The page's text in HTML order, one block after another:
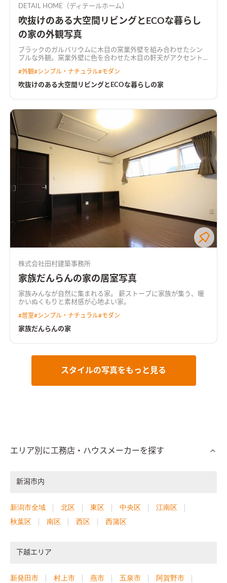
DETAIL HOME（ディテールホーム）
吹抜けのある大空間リビングとECOな暮らし
の家の外観写真
ブラックのガルバリウムに木目の窯業外壁を組み合わせたシン
プルな外観。窯業外壁に色を合わせた木目の軒天がアクセント
せる為に、浴室などの水廻りを2階にもっていくことによって、
1階の居住スペースを広く有効活用できる間取りに。 吹抜けを取
るい広々リビングリビングの横にはウッドデッキで繋がる庭が
あり、視線が抜け開放感のある空間。木目天井がアクセントのキ
ッチンキッチンのカラーに合うクロスを選んだ。キッチン上部
には木目のアクセントクロスを付けた下がり天井を設けた。
#外観#シンプル・ナチュラル#モダン
吹抜けのある大空間リビングとECOな暮らしの家
株式会社田村建築事務所
家族だんらんの家の居室写真
家族みんなが自然に集まれる家。 薪ストーブに家族が集う、暖
かいぬくもりと素材感が心地よい家。
#居室#シンプル・ナチュラル#モダン
家族だんらんの家
スタイルの写真をもっと見る
エリア別に工務店・ハウスメーカーを探す
新潟市内
新潟市全域 北区 東区 中央区
江南区
秋葉区
南区 西区 西蒲区
下越エリア
新発田市 村上市 燕市 五泉市
阿賀野市